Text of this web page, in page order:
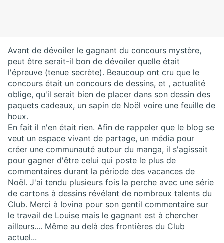
Avant de dévoiler le gagnant du concours mystère,
peut être serait-il bon de dévoiler quelle était
l'épreuve (tenue secrète). Beaucoup ont cru que le
concours était un concours de dessins, et , actualité
oblige, qu'il serait bien de placer dans son dessin des
paquets cadeaux, un sapin de Noël voire une feuille de
houx.
En fait il n'en était rien. Afin de rappeler que le blog se
veut un espace vivant de partage, un média pour
créer une communauté autour du manga, il s'agissait
pour gagner d'être celui qui poste le plus de
commentaires durant la période des vacances de
Noël. J'ai tendu plusieurs fois la perche avec une série
de cartons à dessins révélant de nombreux talents du
Club. Merci à Iovina pour son gentil commentaire sur
le travail de Louise mais le gagnant est à chercher
ailleurs.... Même au delà des frontières du Club
actuel...